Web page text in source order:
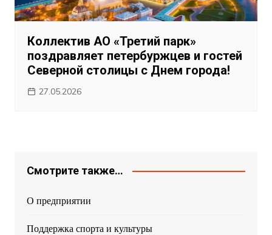
Коллектив АО «Третий парк»
поздравляет петербуржцев и гостей
Северной столицы с Днем города!
27.05.2026
Смотрите также…
О предприятии
Поддержка спорта и культуры